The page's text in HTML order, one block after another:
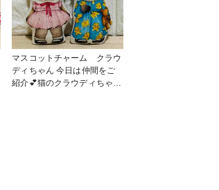
マスコットチャーム クラウ
ディちゃん 今日は仲間をご
紹介💕猫のクラウディちゃん